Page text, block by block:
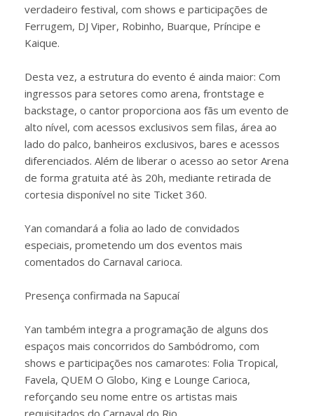
verdadeiro festival, com shows e participações de
Ferrugem, DJ Viper, Robinho, Buarque, Príncipe e
Kaique.
Desta vez, a estrutura do evento é ainda maior: Com
ingressos para setores como arena, frontstage e
backstage, o cantor proporciona aos fãs um evento de
alto nível, com acessos exclusivos sem filas, área ao
lado do palco, banheiros exclusivos, bares e acessos
diferenciados. Além de liberar o acesso ao setor Arena
de forma gratuita até às 20h, mediante retirada de
cortesia disponível no site Ticket 360.
Yan comandará a folia ao lado de convidados
especiais, prometendo um dos eventos mais
comentados do Carnaval carioca.
Presença confirmada na Sapucaí
Yan também integra a programação de alguns dos
espaços mais concorridos do Sambódromo, com
shows e participações nos camarotes: Folia Tropical,
Favela, QUEM O Globo, King e Lounge Carioca,
reforçando seu nome entre os artistas mais
requisitados do Carnaval do Rio.